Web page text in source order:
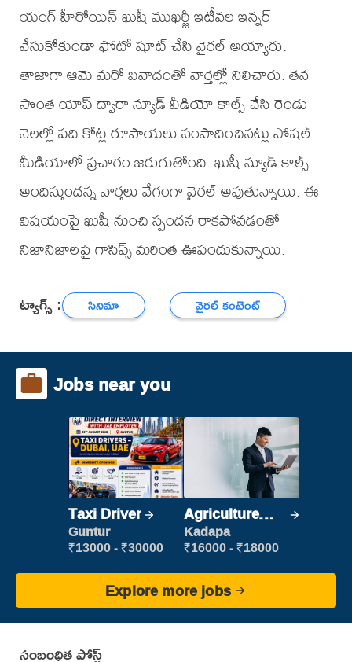
యంగ్ హీరోయిన్ ఖుషీ ముఖర్జీ ఇటీవల ఇన్నర్
వేసుకోకుండా ఫోటో షూట్ చేసి వైరల్ అయ్యారు.
తాజాగా ఆమె మరో వివాదంతో వార్తల్లో నిలిచారు. తన
సొంత యాప్ ద్వారా న్యూడ్ వీడియో కాల్స్ చేసి రెండు
నెలల్లో పది కోట్ల రూపాయలు సంపాదించినట్లు సోషల్
మీడియాలో ప్రచారం జరుగుతోంది. ఖుషీ న్యూడ్ కాల్స్
అందిస్తుందన్న వార్తలు వేగంగా వైరల్ అవుతున్నాయి. ఈ
విషయంపై ఖుషీ నుంచి స్పందన రాకపోవడంతో
నిజానిజాలపై గాసిప్స్ మరింత ఊపందుకున్నాయి.
ట్యాగ్స్ : సినిమా వైరల్ కంటెంట్
Jobs near you
Taxi Driver
Guntur
₹13000 - ₹30000
Agriculture
Labour
Kadapa
₹16000 - ₹18000
Explore more jobs
సంబంధిత పోస్ట్